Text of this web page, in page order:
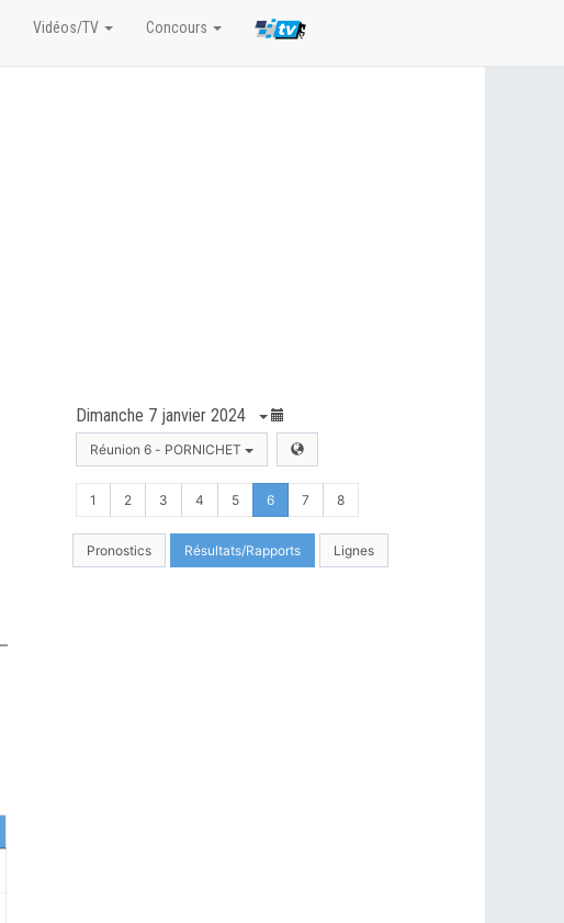
Dimanche 7 janvier 2024
Réunion 6 - PORNICHET
1 2 3 4 5 6 7 8
Pronostics Résultats/Rapports Lignes
Vidéos/TV Concours